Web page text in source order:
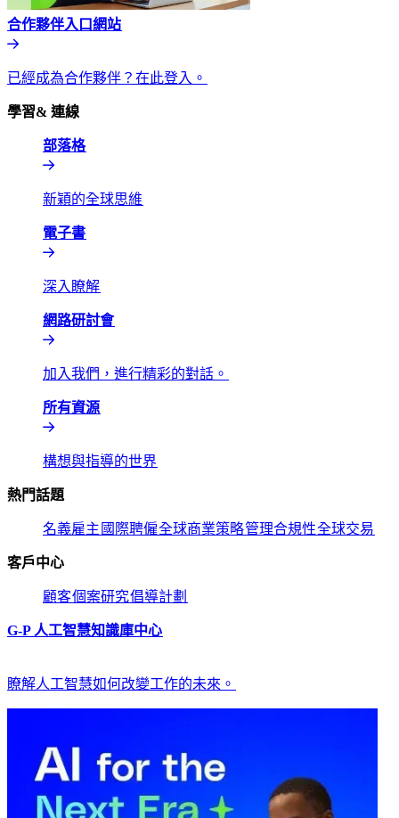
合作夥伴入口網站​​
已經成為合作夥伴？在此登入。​​
學習& 連線​​
部落格​​
新穎的全球思維​​
電子書​​
深入瞭解​​
網路研討會​​
加入我們，進行精彩的對話。​​
所有資源​​
構想與指導的世界​​
熱門話題​​
名義雇主​​ 國際聘僱​​全球商業策略​​管理合規性​​全球交易​​
客戶中心​​
顧客​​個案研究​​倡導計劃​​
G-P 人工智慧知識庫中心​​
瞭解人工智慧如何改變工作的未來。​​